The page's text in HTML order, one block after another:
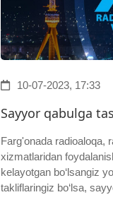
10-07-2023, 17:33
Sayyor qabulga
Farg'onada radioaloqa,
xizmatlaridan
kelayotgan bo‘lsangiz
takliflaringiz bo‘lsa,